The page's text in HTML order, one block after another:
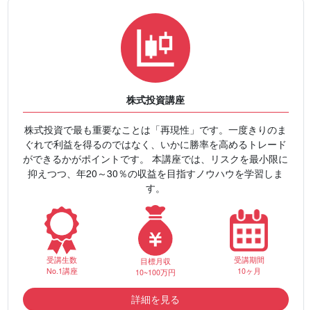
株式投資講座
株式投資で最も重要なことは「再現性」です。一度きりのま
ぐれで利益を得るのではなく、いかに勝率を高めるトレード
ができるかがポイントです。 本講座では、リスクを最小限に
抑えつつ、年20～30％の収益を目指すノウハウを学習しま
す。
受講生数
No.1講座
目標月収
10~100万円
受講期間
10ヶ月
詳細を見る